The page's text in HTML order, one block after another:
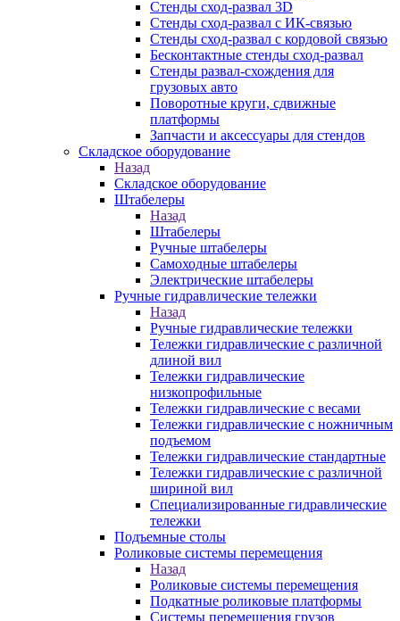
Стенды сход-развал 3D
Стенды сход-развал с ИК-связью
Стенды сход-развал с кордовой связью
Бесконтактные стенды сход-развал
Стенды развал-схождения для
грузовых авто
Поворотные круги, сдвижные
платформы
Запчасти и аксессуары для стендов
Складское оборудование
Назад
Складское оборудование
Штабелеры
Назад
Штабелеры
Ручные штабелеры
Самоходные штабелеры
Электрические штабелеры
Ручные гидравлические тележки
Назад
Ручные гидравлические тележки
Тележки гидравлические с различной
длиной вил
Тележки гидравлические
низкопрофильные
Тележки гидравлические с весами
Тележки гидравлические с ножничным
подъемом
Тележки гидравлические стандартные
Тележки гидравлические с различной
шириной вил
Специализированные гидравлические
тележки
Подъемные столы
Роликовые системы перемещения
Назад
Роликовые системы перемещения
Подкатные роликовые платформы
Системы перемещения грузов